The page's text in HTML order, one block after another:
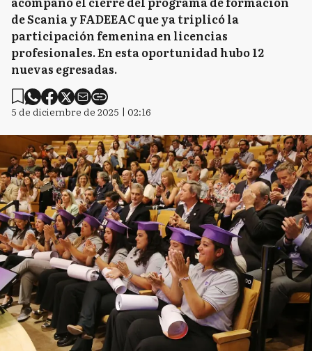
de Scania y FADEEAC que ya triplicó la
participación femenina en licencias
profesionales. En esta oportunidad hubo 12
nuevas egresadas.
5 de diciembre de 2025 | 02:16